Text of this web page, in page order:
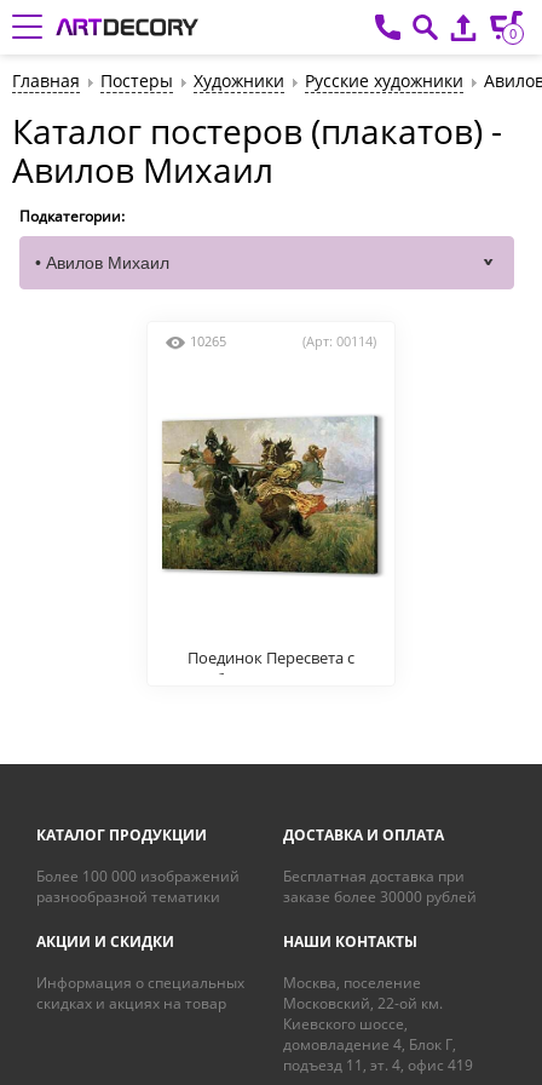
0
Главная Постеры Художники Русские художники
Каталог постеров (плакатов) -
Авилов Михаил
Подкатегории:
10265 (Арт: 00114)
Поединок Пересвета с
Челубеем на Куликовом
КАТАЛОГ ПРОДУКЦИИ
Более 100 000 изображений
разнообразной тематики
ДОСТАВКА И ОПЛАТА
Бесплатная доставка при
заказе более 30000 рублей
АКЦИИ И СКИДКИ
Информация о специальных
скидках и акциях на товар
НАШИ КОНТАКТЫ
Москва, поселение
Московский, 22-ой км.
Киевского шоссе,
домовладение 4, Блок Г,
подъезд 11, эт. 4, офис 419